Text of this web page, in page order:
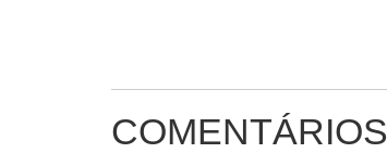
COMENTÁRIOS